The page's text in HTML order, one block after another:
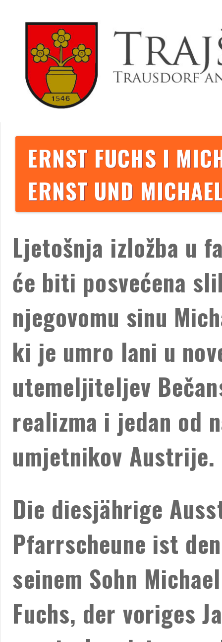
ERNST FUCHS I
ERNST UND
Ljetošnja izložba u
će biti posvećena
njegovomu sinu
ki je umro lani u
utemeljiteljev
realizma i jedan od
umjetnikov Austrije.
Die diesjährige
Pfarrscheune ist
seinem Sohn
Fuchs, der voriges